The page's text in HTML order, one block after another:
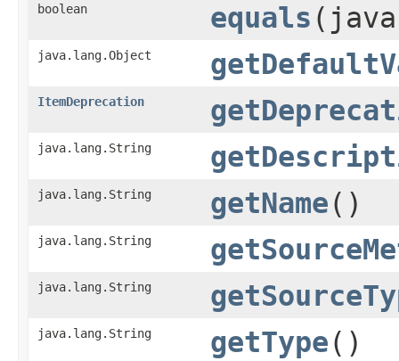
boolean equals
java.lang.Object
ItemDeprecation
java.lang.String
java.lang.String getName()
java.lang.String
java.lang.String
java.lang.String getType()